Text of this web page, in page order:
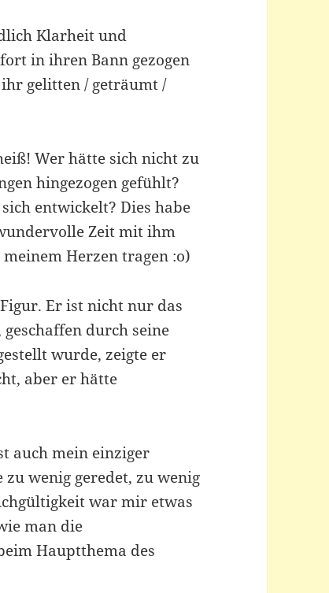
Klarheit und
in ihren Bann gezogen
gelitten / geträumt /
Wer hätte sich nicht zu
hingezogen gefühlt?
entwickelt? Dies habe
Zeit mit ihm
Herzen tragen :o)
Er ist nicht nur das
durch seine
wurde, zeigte er
aber er hätte
auch mein einziger
wenig geredet, zu wenig
war mir etwas
man die
Hauptthema des